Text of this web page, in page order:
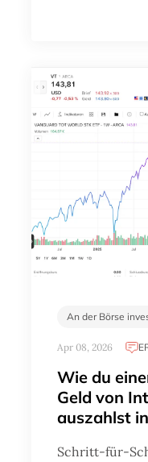
An der Börse
Apr 08, 2026
Wie du
Geld von
auszahlst
Schritt-für-